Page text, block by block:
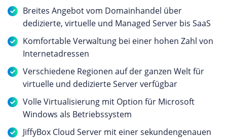
Breites Angebot vom Domainhandel über
dedizierte, virtuelle und Managed Server bis SaaS
Komfortable Verwaltung bei einer hohen Zahl von
Internetadressen
Verschiedene Regionen auf der ganzen Welt für
virtuelle und dedizierte Server verfügbar
Volle Virtualisierung mit Option für Microsoft
Windows als Betriebssystem
JiffyBox Cloud Server mit einer sekundengenauen